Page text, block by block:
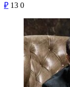
₽ 13 0